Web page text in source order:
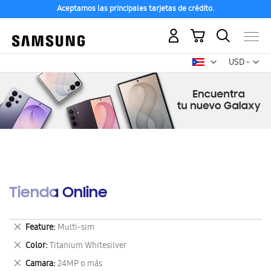
Aceptamos las principales tarjetas de crédito.
USD -
dólar
Mi carrito
Tienda Online
Feature Multi-sim
Eliminar
este
artículo
Color Titanium Whitesilver
Eliminar
este
Camara 24MP o más
Eliminar